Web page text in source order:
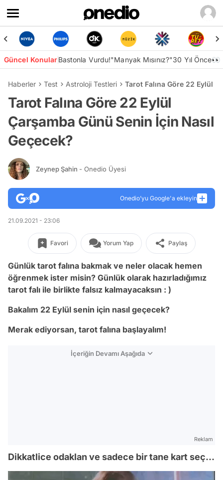
Güncel KonularBastonla Vurdu!"Manyak Mısınız?"30 Yıl Önce👀
Haberler Test Astroloji Testleri Tarot Falına Göre 22 Eylül
Tarot Falına Göre 22 Eylül
Çarşamba Günü Senin İçin Nasıl
Geçecek?
Zeynep Şahin - Onedio Üyesi
Onedio’yu Google'a ekleyin
21.09.2021 - 23:06
Favori Yorum Yap Paylaş
Günlük tarot falına bakmak ve neler olacak hemen
öğrenmek ister misin? Günlük olarak hazırladığımız
tarot falı ile birlikte falsız kalmayacaksın : )
Bakalım 22 Eylül senin için nasıl geçecek?
Merak ediyorsan, tarot falına başlayalım!
İçeriğin Devamı Aşağıda
Reklam
Dikkatlice odaklan ve sadece bir tane kart seç...